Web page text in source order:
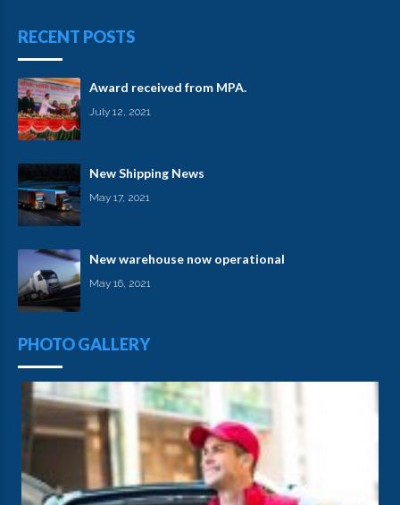
RECENT POSTS
Award received from MPA.
July 12, 2021
New Shipping News
May 17, 2021
New warehouse now operational
May 16, 2021
PHOTO GALLERY